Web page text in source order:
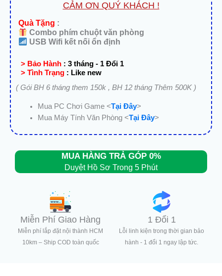
CẢM ƠN QUÝ KHÁCH !
Quà Tặng :
Combo phím chuột văn phòng
USB Wifi kết nối ổn định
> Bảo Hành : 3 tháng - 1 Đổi 1
> Tình Trạng : Like new
( Gói BH 6 tháng them 150k , BH 12 tháng Thêm 500K )
Mua PC Chơi Game <Tại Đây>
Mua Máy Tính Văn Phòng <Tại Đây>
MUA HÀNG TRẢ GÓP 0%
Duyệt Hồ Sơ Trong 5 Phút
Miễn Phí Giao Hàng
Miễn phí lắp đặt nội thành HCM
10km – Ship COD toàn quốc
1 Đổi 1
Lỗi linh kiện trong thời gian bảo
hành - 1 đổi 1 ngay lập tức.